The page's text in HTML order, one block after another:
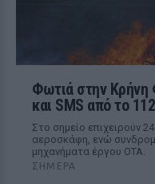
Φωτιά στην Κρήνη
και SMS από το 112
Στο σημείο επιχειρούν
αεροσκάφη, ενώ
μηχανήματα έργου ΟΤΑ.
ΣΉΜΕΡΑ